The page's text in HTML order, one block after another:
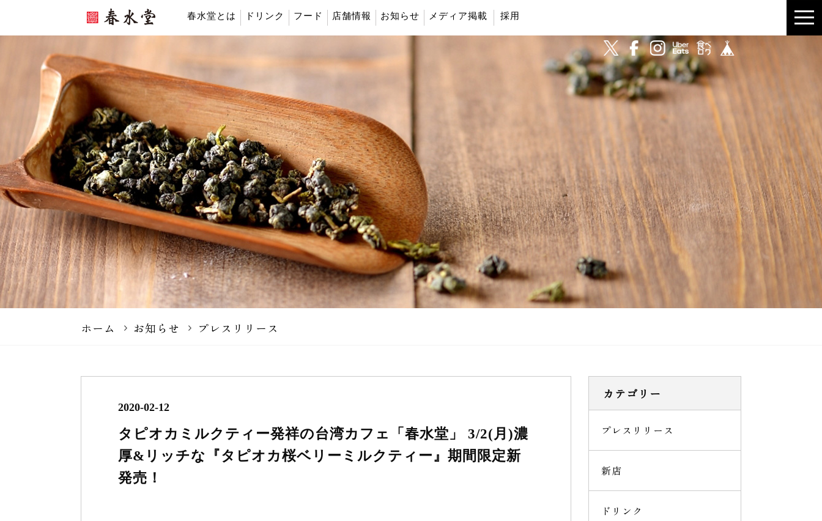
春水堂とは ドリンク フード 店舗情報 お知らせ メディア掲載 採用
ホーム お知らせ プレスリリース
2020-02-12
タピオカミルクティー発祥の台湾カフェ「春水堂」 3/2(月)濃
厚&リッチな『タピオカ桜ベリーミルクティー』期間限定新
発売！
カテゴリー
プレスリリース
新店
ドリンク